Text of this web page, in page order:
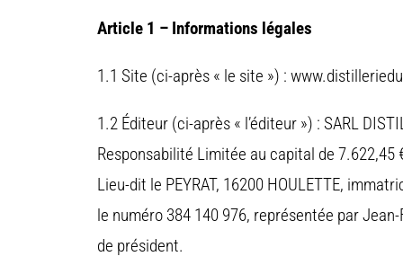
Article 1 – Informations légales
1.1 Site (ci-après « le site ») :
1.2 Éditeur (ci-après « l’éditeur ») : SARL
Responsabilité Limitée au capital de
Lieu-dit le PEYRAT, 16200 HOULETTE,
le numéro 384 140 976, représentée par
de président.